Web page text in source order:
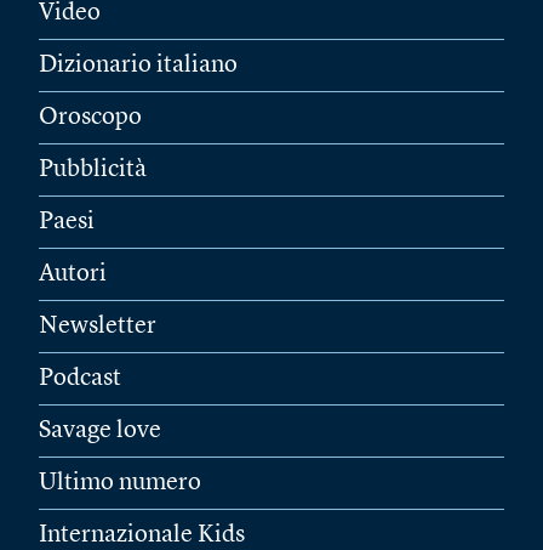
Video
Dizionario italiano
Oroscopo
Pubblicità
Paesi
Autori
Newsletter
Podcast
Savage love
Ultimo numero
Internazionale Kids